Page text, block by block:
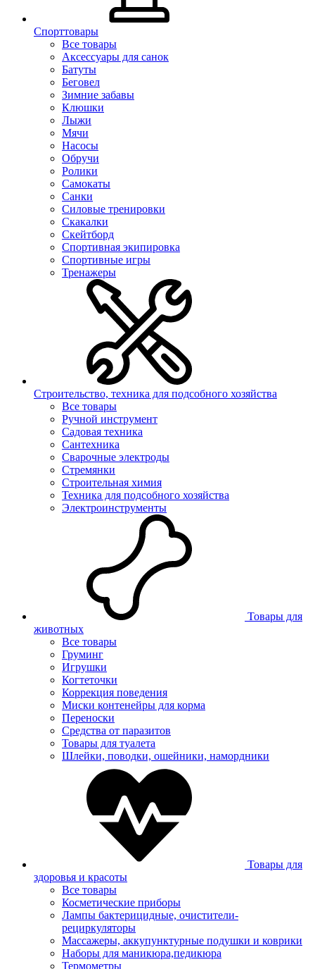
Спорттовары
Все товары
Аксессуары для санок
Батуты
Беговел
Зимние забавы
Клюшки
Лыжи
Мячи
Насосы
Обручи
Ролики
Самокаты
Санки
Силовые тренировки
Скакалки
Скейтборд
Спортивная экипировка
Спортивные игры
Тренажеры
Строительство, техника для подсобного хозяйства
Все товары
Ручной инструмент
Садовая техника
Сантехника
Сварочные электроды
Стремянки
Строительная химия
Техника для подсобного хозяйства
Электроинструменты
Товары для
животных
Все товары
Груминг
Игрушки
Когтеточки
Коррекция поведения
Миски контенейры для корма
Переноски
Средства от паразитов
Товары для туалета
Шлейки, поводки, ошейники, намордники
Товары для
здоровья и красоты
Все товары
Косметические приборы
Лампы бактерицидные, очистители-
рециркуляторы
Массажеры, аккупунктурные подушки и коврики
Наборы для маникюра,педикюра
Термометры